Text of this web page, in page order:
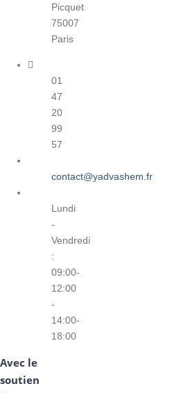
Picquet
75007
Paris
01
47
20
99
57
contact@yadvashem.fr
Lundi
-
Vendredi
:
09:00-
12:00
-
14:00-
18:00
Avec le
soutien